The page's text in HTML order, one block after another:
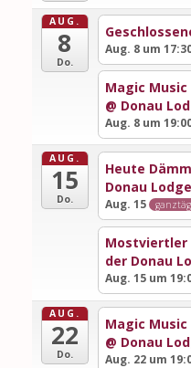
AUG.
8
Do.
Aug. 8 um
Magic
@ Donau
Aug. 8 um
AUG.
15
Do.
Heute
Donau
Aug. 15
Mostviertler
der Donau
Aug. 15 um
AUG.
22
Do.
Magic
@ Donau
Aug. 22 um